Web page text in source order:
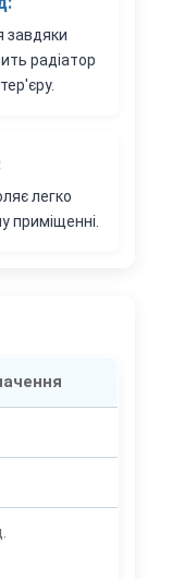
завдяки
радіатор
легко
приміщенні.